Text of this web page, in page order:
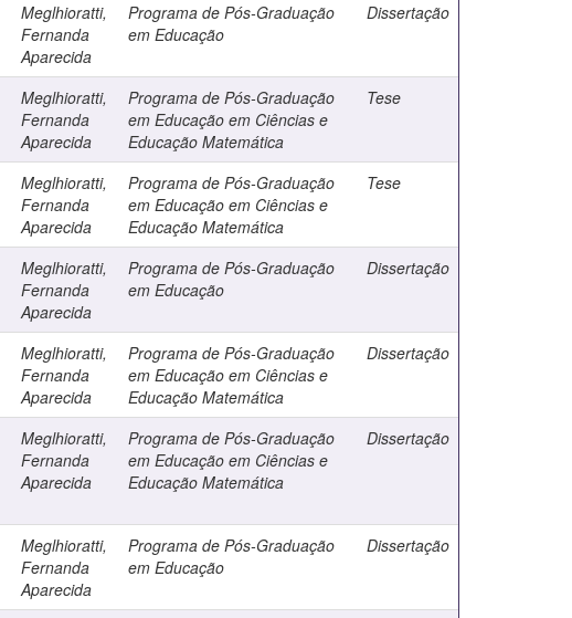
Meglhioratti,
Fernanda
Aparecida
Programa de Pós-Graduação
em Educação
Dissertação
Meglhioratti,
Fernanda
Aparecida
Programa de Pós-Graduação
em Educação em Ciências e
Educação Matemática
Tese
Meglhioratti,
Fernanda
Aparecida
Programa de Pós-Graduação
em Educação em Ciências e
Educação Matemática
Tese
Meglhioratti,
Fernanda
Aparecida
Programa de Pós-Graduação
em Educação
Dissertação
Meglhioratti,
Fernanda
Aparecida
Programa de Pós-Graduação
em Educação em Ciências e
Educação Matemática
Dissertação
Meglhioratti,
Fernanda
Aparecida
Programa de Pós-Graduação
em Educação em Ciências e
Educação Matemática
Dissertação
Meglhioratti,
Fernanda
Aparecida
Programa de Pós-Graduação
em Educação
Dissertação